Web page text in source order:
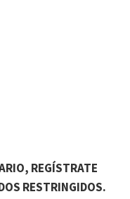
REGÍSTRATE
RESTRINGIDOS.